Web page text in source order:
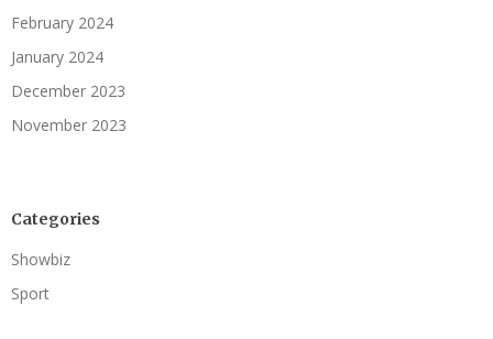
February 2024
January 2024
December 2023
November 2023
Categories
Showbiz
Sport